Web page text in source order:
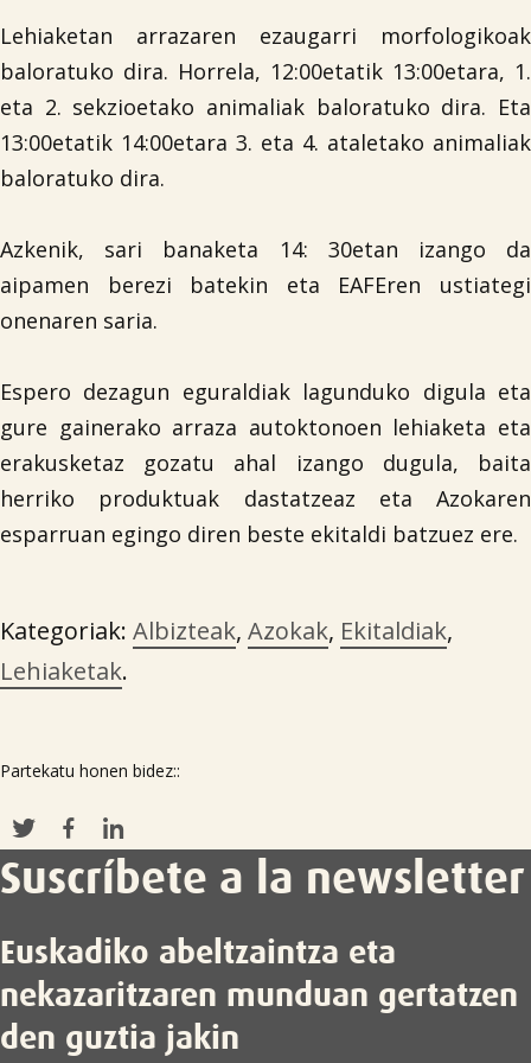

Lehiaketan arrazaren ezaugarri morfologikoak
baloratuko dira. Horrela, 12:00etatik 13:00etara, 1.
eta 2. sekzioetako animaliak baloratuko dira. Eta
13:00etatik 14:00etara 3. eta 4. ataletako animaliak
baloratuko dira.
Azkenik, sari banaketa 14: 30etan izango da
aipamen berezi batekin eta EAFEren ustiategi
onenaren saria.
Espero dezagun eguraldiak lagunduko digula eta
gure gainerako arraza autoktonoen lehiaketa eta
erakusketaz gozatu ahal izango dugula, baita
herriko produktuak dastatzeaz eta Azokaren
esparruan egingo diren beste ekitaldi batzuez ere.
Kategoriak: Albizteak, Azokak, Ekitaldiak,
Lehiaketak.
Partekatu honen bidez::
Suscríbete a la newsletter
Euskadiko abeltzaintza eta
nekazaritzaren munduan gertatzen
den guztia jakin